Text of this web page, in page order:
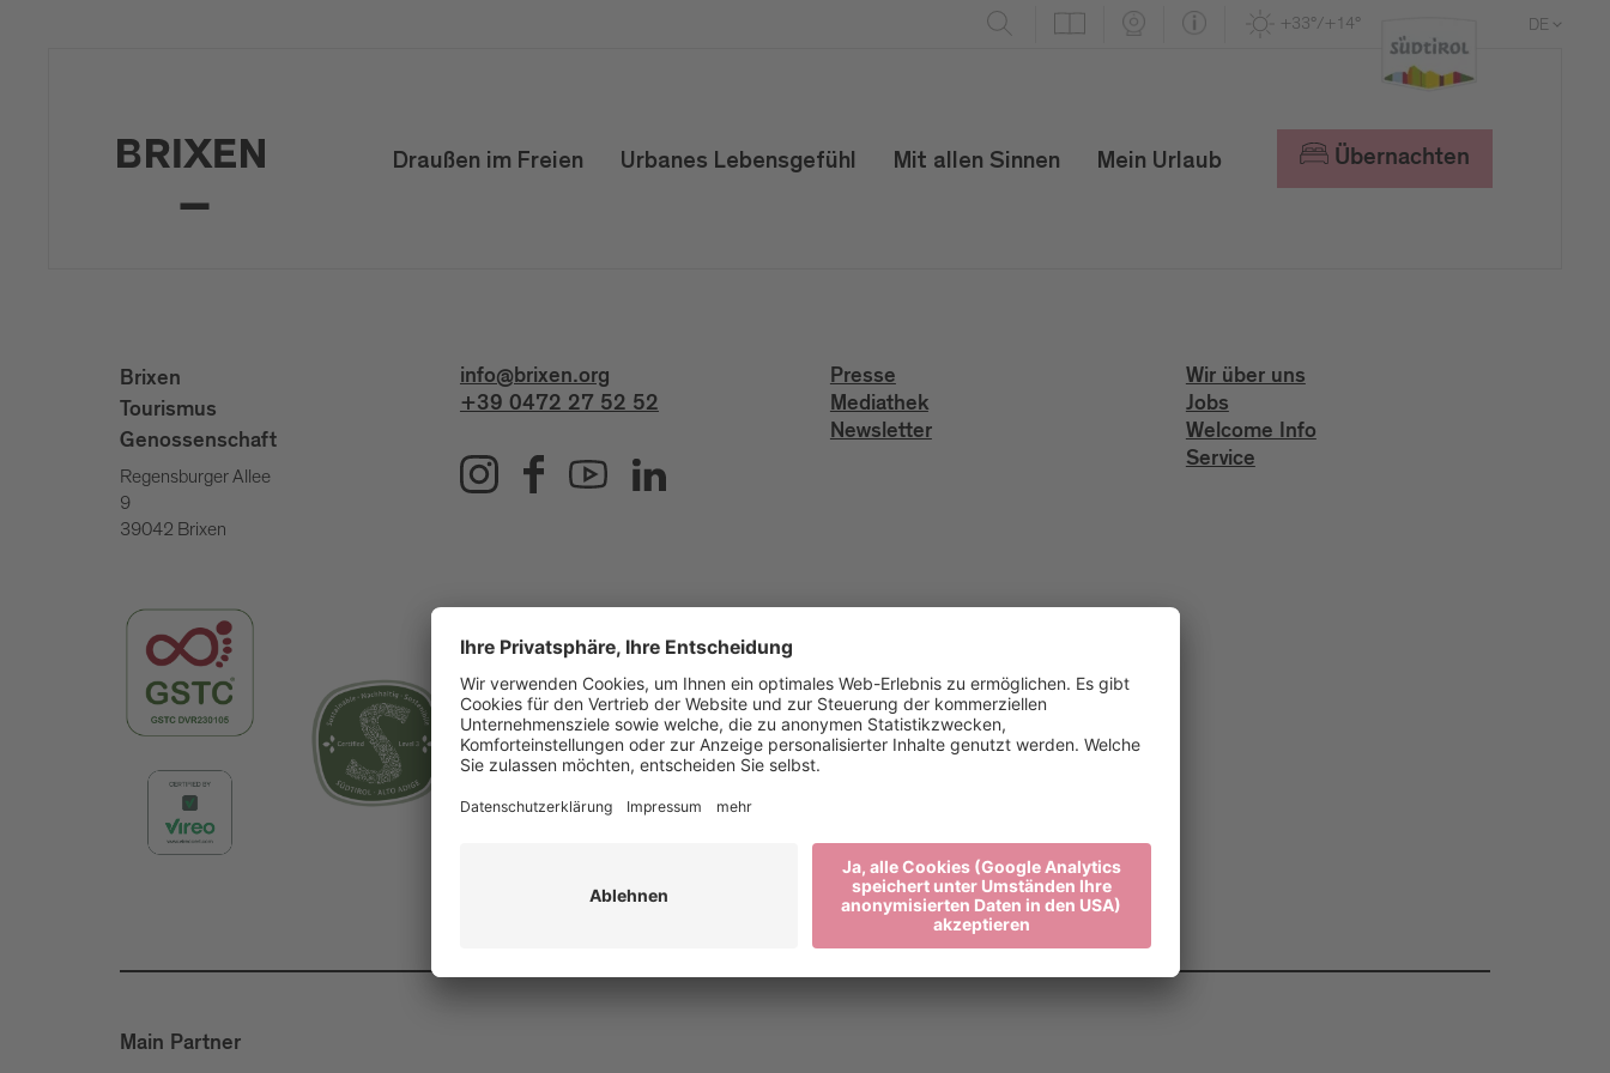
+33°/+14° DE
Draußen im Freien Urbanes Lebensgefühl Mit allen Sinnen Mein Urlaub Übernachten
Brixen
Tourismus
Genossenschaft
Regensburger Allee
9
39042 Brixen
info@brixen.org
+39 0472 27 52 52
Presse
Mediathek
Newsletter
Wir über uns
Jobs
Welcome Info
Service
Main Partner